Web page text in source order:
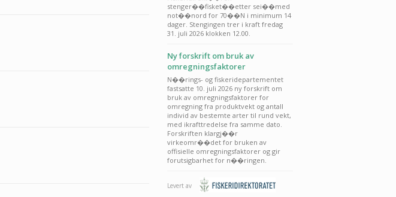
stenger��fisket��etter sei��med
not��nord for 70��N i minimum 14
dager. Stengingen trer i kraft fredag
31. juli 2026 klokken 12.00.
Ny forskrift om bruk av
omregningsfaktorer
N��rings- og fiskeridepartementet
fastsatte 10. juli 2026 ny forskrift om
bruk av omregningsfaktorer for
omregning fra produktvekt og antall
individ av bestemte arter til rund vekt,
med ikrafttredelse fra samme dato.
Forskriften klargj��r
virkeomr��det for bruken av
offisielle omregningsfaktorer og gir
forutsigbarhet for n��ringen.
Levert av